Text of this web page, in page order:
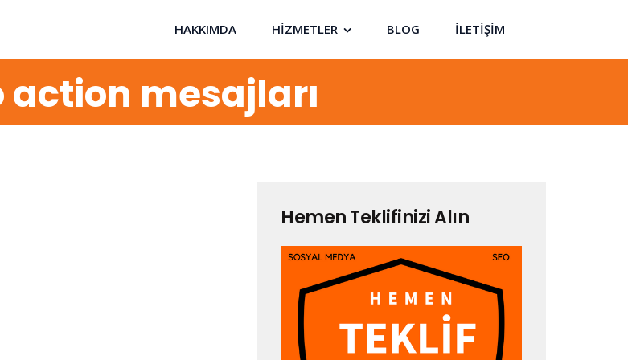
HAKKIMDA HİZMETLER BLOG İLETİŞİM
mesajları
Hemen Teklifinizi Alın